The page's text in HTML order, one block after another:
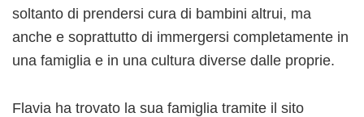
soltanto di prendersi cura di bambini altrui, ma
anche e soprattutto di immergersi completamente in
una famiglia e in una cultura diverse dalle proprie.
Flavia ha trovato la sua famiglia tramite il sito